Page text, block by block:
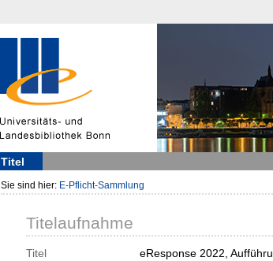
Titel
Sie sind hier: E-Pflicht-Sammlung
Titelaufnahme
Titel
eResponse 2022,